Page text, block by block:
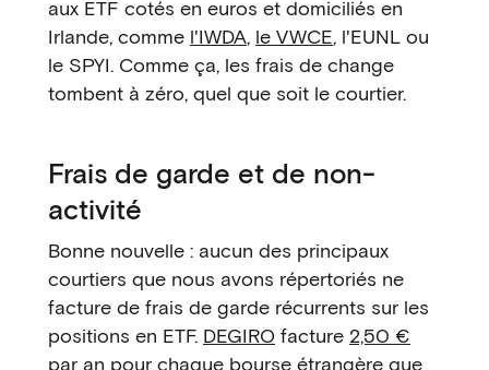
aux ETF cotés en euros et domiciliés en
Irlande, comme l'IWDA, le VWCE, l'EUNL ou
le SPYI. Comme ça, les frais de change
tombent à zéro, quel que soit le courtier.
Frais de garde et de non-
activité
Bonne nouvelle : aucun des principaux
courtiers que nous avons répertoriés ne
facture de frais de garde récurrents sur les
positions en ETF. DEGIRO facture 2,50 €
par an pour chaque bourse étrangère que